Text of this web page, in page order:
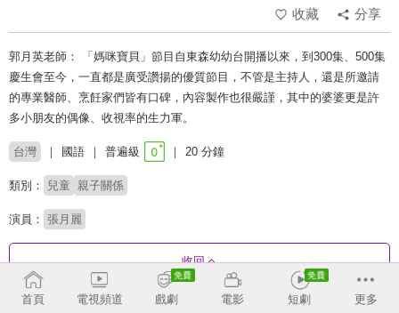
收藏
分享
郭月英老師： 「媽咪寶貝」節目自東森幼幼台開播以來，到300集、500集
慶生會至今，一直都是廣受讚揚的優質節目，不管是主持人，還是所邀請
的專業醫師、烹飪家們皆有口碑，內容製作也很嚴謹，其中的婆婆更是許
多小朋友的偶像、收視率的生力軍。
台灣 國語 普遍級 20 分鐘
類別： 兒童 親子關係
演員： 張月麗
收回
首頁 電視頻道 戲劇 電影 短劇 更多